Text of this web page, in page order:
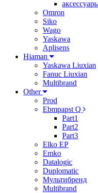
Omron
Siko
Wago
Yaskawa
Aplisens
Hiaman
Yaskawa Liuxian
Fanuc Liuxian
Multibrand
Other
Prod
Ebmpapst Q
Part1
Part2
Part3
Elko EP
Emko
Datalogic
Duplomatic
Мультибренд
Multibrand